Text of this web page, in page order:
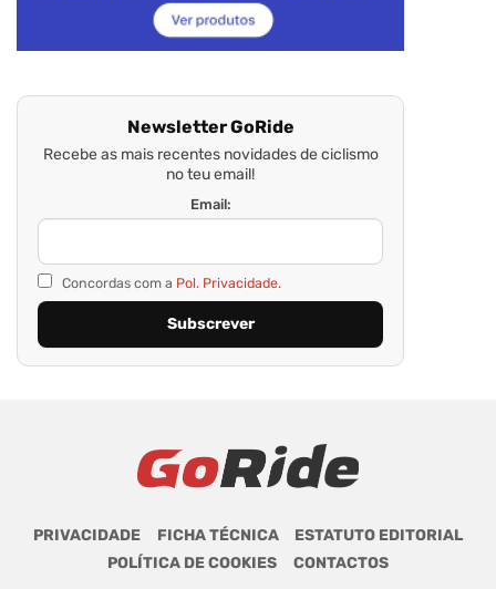
Newsletter GoRide
Recebe as mais recentes novidades de ciclismo
no teu email!
Email:
Concordas com a Pol. Privacidade.
PRIVACIDADE FICHA TÉCNICA
ESTATUTO EDITORIAL
POLÍTICA DE COOKIES
CONTACTOS